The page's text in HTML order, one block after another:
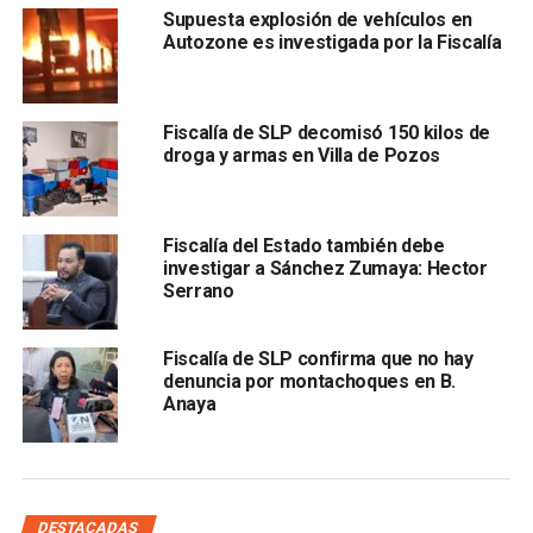
El director operativo de Coepris expuso que para evitar
ser víctima de este tipo de situaciones, el paciente puede
solicitar al médico tres documentos:
diploma o título de la especialidad que debe estar
emitido por una universidad o por una institución que
se dedica a la formación de especialistas en
medicina; el segundo su diploma o título de la
subespecialidad en cirugía plástica; el tercero es una
cédula profesional que le permite el ejercicio de la
profesión.
Supuesta explosión de vehículos en
Autozone es investigada por la Fiscalía
Fiscalía de SLP decomisó 150 kilos de
droga y armas en Villa de Pozos
Fiscalía del Estado también debe
investigar a Sánchez Zumaya: Hector
Serrano
Fiscalía de SLP confirma que no hay
denuncia por montachoques en B.
Anaya
DESTACADAS